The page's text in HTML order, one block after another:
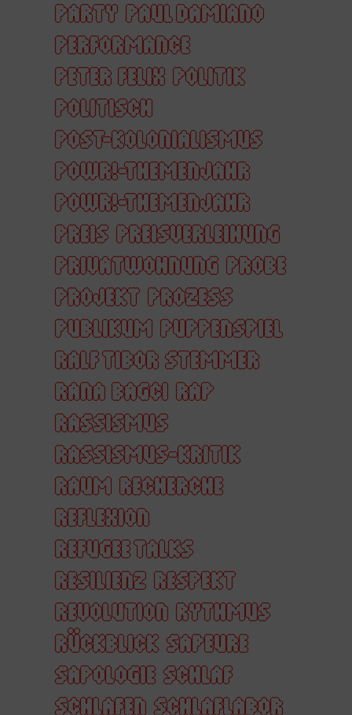
PARTY PAUL DAMIANO
PERFORMANCE
PETER FELIX POLITIK
POLITISCH
POST-KOLONIALISMUS
POWR!-THEMENJAHR
POWR!-THEMENJAHR
PREIS PREISVERLEIHUNG
PRIVATWOHNUNG PROBE
PROJEKT PROZESS
PUBLIKUM PUPPENSPIEL
RALF TIBOR STEMMER
RANA BAGCI RAP
RASSISMUS
RASSISMUS-KRITIK
RAUM RECHERCHE
REFLEXION
REFUGEE TALKS
RESILIENZ RESPEKT
REVOLUTION RYTHMUS
RÜCKBLICK SAPEURE
SAPOLOGIE SCHLAF
SCHLAFEN SCHLAFLABOR